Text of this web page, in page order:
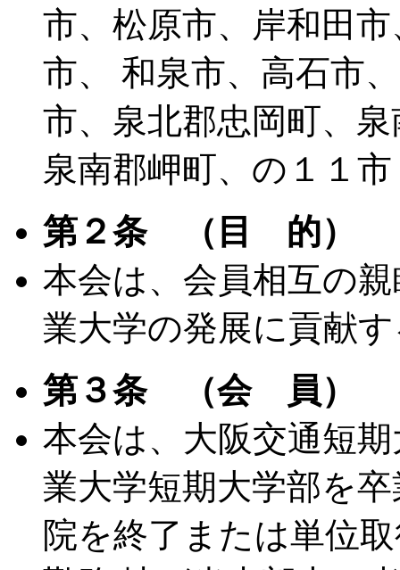
市、松原市、岸和田
市、 和泉市、高石市
市、泉北郡忠岡町、
泉南郡岬町、の１１
第２条 （目 的）
本会は、会員相互の
業大学の発展に貢献
第３条 （会 員）
本会は、大阪交通短
業大学短期大学部を
院を終了または単位